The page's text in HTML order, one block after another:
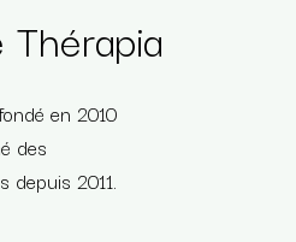
en 2010
des
depuis 2011.